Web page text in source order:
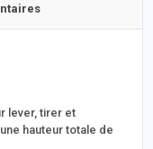
lever, tirer et
hauteur totale de